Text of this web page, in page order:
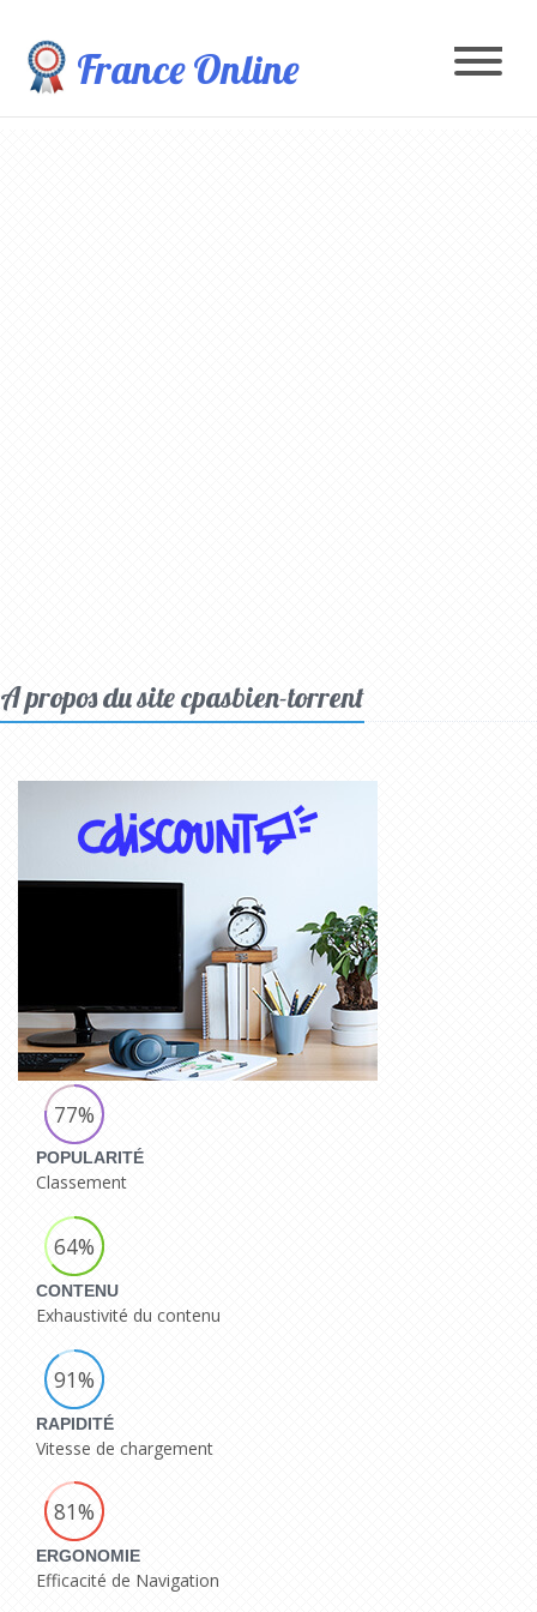
France Online
A propos du site cpasbien-torrent
77%
POPULARITÉ
Classement
64%
CONTENU
Exhaustivité du contenu
91%
RAPIDITÉ
Vitesse de chargement
81%
ERGONOMIE
Efficacité de Navigation